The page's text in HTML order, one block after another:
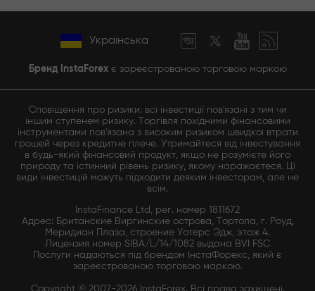
Українська
Бренд InstaForexє зареєстрованою торговою маркою
Сповіщення про ризики: всі інвестиції пов'язані з тим чи
іншим ступенем ризику. Торгівля похідними фінансовими
інструментами пов'язана з високим ризиком швидкої втрати
грошей через кредитне плече. Утримайтеся від інвестування
в будь-який фінансовий продукт, якщо не розумієте його
природу та істинний рівень ризику, якому наражаєтеся. Ці
види інвестицій можуть підходити деяким інвесторам, але не
всім.
InstaFinance Ltd, рег. номер 1811672
Адрес: Британские Виргинские острова, Тортола, г. Роуд,
Меридиан Плаза, строение Уотерс Эдж, этаж 4.
Лицензия номер SIBA/L/14/1082 выдана BVI FSC
Послуги надаються під брендом ІнстаФорекс, який є
зареєстрованою торговою маркою.
Copyright © 2007-2026 InstaForex. Всі права захищені.